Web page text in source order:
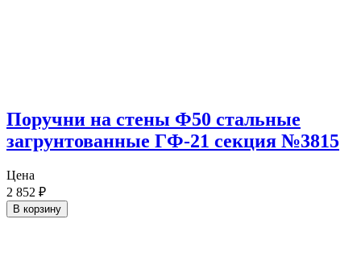
Поручни на стены Ф50 стальные
загрунтованные ГФ-21 секция №3815
Цена
2 852 ₽
В корзину